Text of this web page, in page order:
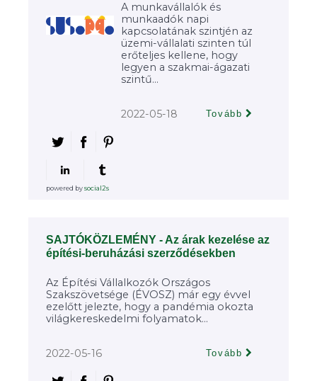
A munkavállalók és
munkaadók napi
kapcsolatának szintjén az
üzemi-vállalati szinten túl
erőteljes kellene, hogy
legyen a szakmai-ágazati
szintű...
2022-05-18 Tovább
powered bysocial2s
SAJTÓKÖZLEMÉNY - Az árak kezelése az
építési-beruházási szerződésekben
Az Építési Vállalkozók Országos
Szakszövetsége (ÉVOSZ) már egy évvel
ezelőtt jelezte, hogy a pandémia okozta
világkereskedelmi folyamatok...
2022-05-16 Tovább